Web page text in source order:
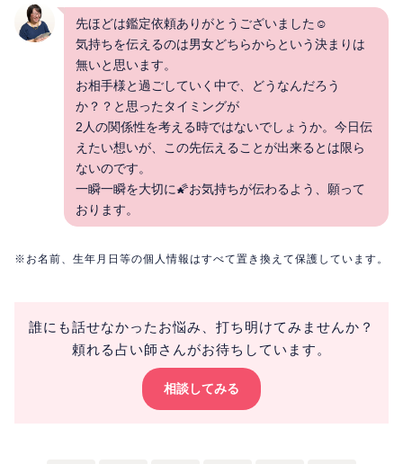
先ほどは鑑定依頼ありがとうございました☺
気持ちを伝えるのは男女どちらからという決まりは
無いと思います。
お相手様と過ごしていく中で、どうなんだろう
か？？と思ったタイミングが
2人の関係性を考える時ではないでしょうか。今日伝
えたい想いが、この先伝えることが出来るとは限ら
ないのです。
一瞬一瞬を大切に🌠お気持ちが伝わるよう、願って
おります。
※お名前、生年月日等の個人情報はすべて置き換えて保護しています。
誰にも話せなかったお悩み、打ち明けてみませんか？
頼れる占い師さんがお待ちしています。
相談してみる